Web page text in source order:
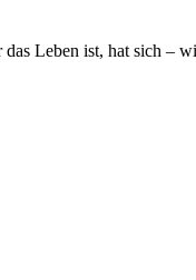
Leben ist, hat sich –